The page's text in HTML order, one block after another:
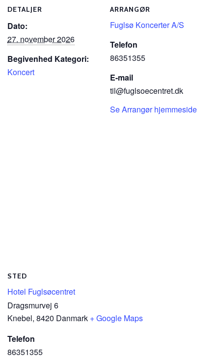
DETALJER
Dato:
27. november 2026
Begivenhed Kategori:
Koncert
ARRANGØR
Fuglsø Koncerter A/S
Telefon
86351355
E-mail
til@fuglsoecentret.dk
Se Arrangør hjemmeside
STED
Hotel Fuglsøcentret
Dragsmurvej 6
Knebel, 8420 Danmark + Google Maps
Telefon
86351355